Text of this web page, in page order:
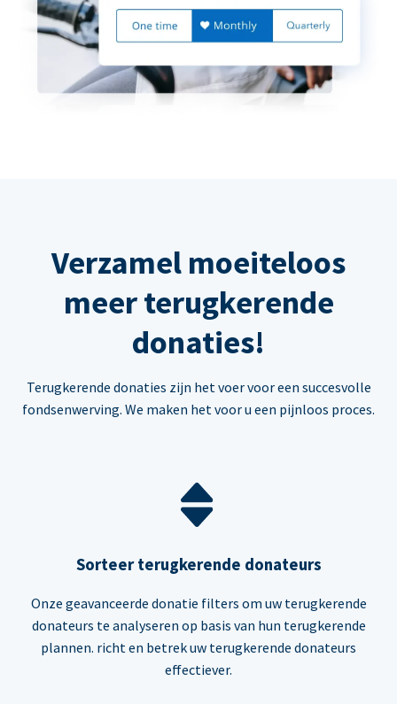
Verzamel moeiteloos
meer terugkerende
donaties!
Terugkerende donaties zijn het voer voor een succesvolle
fondsenwerving. We maken het voor u een pijnloos proces.
Sorteer terugkerende donateurs
Onze geavanceerde donatie filters om uw terugkerende
donateurs te analyseren op basis van hun terugkerende
plannen. richt en betrek uw terugkerende donateurs
effectiever.